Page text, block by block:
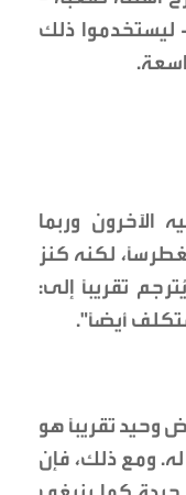
ليستخدموا ذلك
وربما
لكنه كنز
تقريباً إلى:
أيضاً".
وحيد تقريباً هو
له. ومع ذلك، فإن